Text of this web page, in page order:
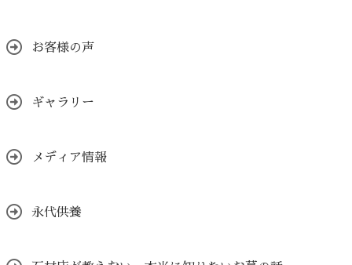
お客様の声
ギャラリー
メディア情報
永代供養